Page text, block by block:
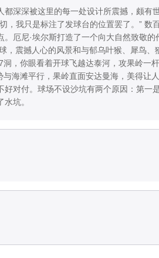
深深被这里的每一处设计所震撼，颇有
，我只是标注了发球台的位置罢了。” 数
厄尼·埃尔斯打造了一个向大自然致敬
，震撼人心的风景和与郁乌叶猴、犀鸟
，你眼看着开球飞越达泰河，攻果岭一
海滩平行，果岭直面安达曼海，美得让
对付。球场不设沙坑有两个原因：第一
坑。